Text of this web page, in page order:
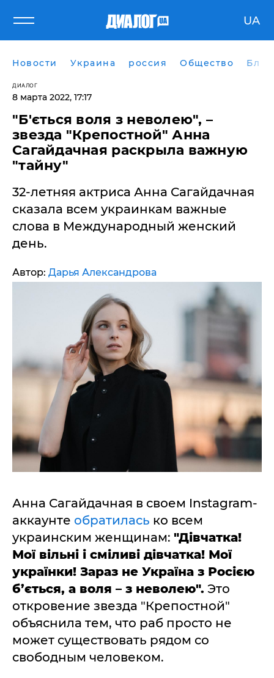
UA
Новости Украина россия Общество
ДИАЛОГ
8 марта 2022, 17:17
"Б'ється воля з неволею", –
звезда "Крепостной" Анна
Сагайдачная раскрыла важную
"тайну"
32-летняя актриса Анна Сагайдачная
сказала всем украинкам важные
слова в Международный женский
день.
Автор: Дарья Александрова
Анна Сагайдачная в своем Instagram-
аккаунте обратилась ко всем
украинским женщинам: "Дівчатка!
Мої вільні і сміливі дівчатка! Мої
українки! Зараз не Україна з Росією
б’ється, а воля – з неволею". Это
откровение звезда "Крепостной"
объяснила тем, что раб просто не
может существовать рядом со
свободным человеком.